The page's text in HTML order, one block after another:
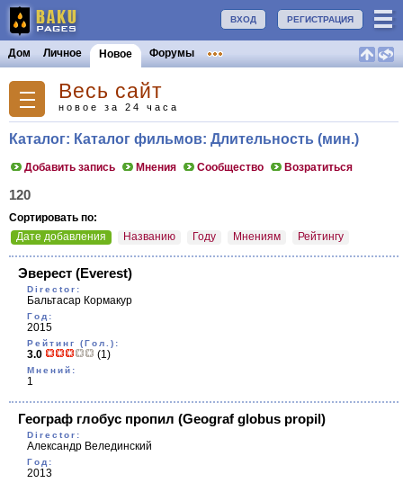
РЕГИСТРАЦИЯ
ВХОД
Дом Личное Новое Форумы
Весь сайт
новое за 24 часа
Каталог: Каталог фильмов: Длительность (мин.)
Добавить запись Мнения Сообщество Возратиться
120
Сортировать по:
Дате добавления
Названию Году Мнениям Рейтингу
Эверест (Everest)
Director:
Бальтасар Кормакур
Год:
2015
Рейтинг (Гол.):
3.0 (1)
Мнений:
1
Географ глобус пропил (Geograf globus propil)
Director:
Александр Велединский
Год:
2013